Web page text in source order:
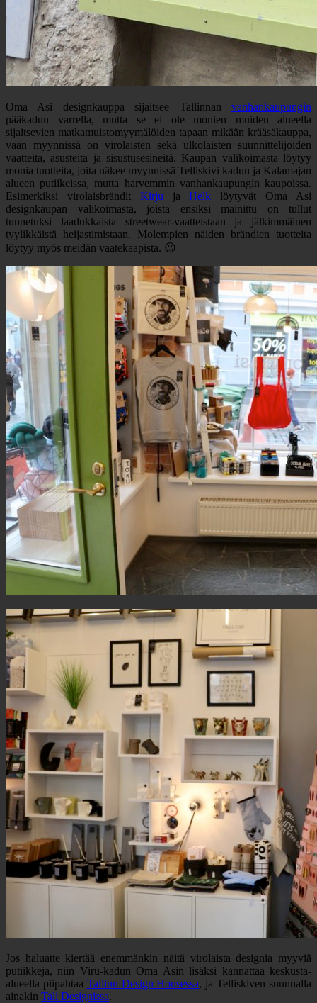
Oma Asi designkauppa sijaitsee Tallinnan vanhankaupungin
pääkadun varrella, mutta se ei ole monien muiden alueella
sijaitsevien matkamuistomyymälöiden tapaan mikään krääsäkauppa,
vaan myynnissä on virolaisten sekä ulkolaisten suunnittelijoiden
vaatteita, asusteita ja sisustusesineitä. Kaupan valikoimasta löytyy
monia tuotteita, joita näkee myynnissä Telliskivi kadun ja Kalamajan
alueen putiikeissa, mutta harvemmin vanhankaupungin kaupoissa.
Esimerkiksi virolaisbrändit Kirju jaHelk löytyvät Oma Asi
designkaupan valikoimasta, joista ensiksi mainittu on tullut
tunnetuksi laadukkaista streetwear-vaatteistaan ja jälkimmäinen
tyylikkäistä heijastimistaan. Molempien näiden brändien tuotteita
löytyy myös meidän vaatekaapista. 😉
Jos haluatte kiertää enemmänkin näitä virolaista designia myyviä
putiikkeja, niin Viru-kadun Oma Asin lisäksi kannattaa keskusta-
alueella piipahtaa Tallinn Design Housessa, ja Telliskiven suunnalla
ainakin Tali Designissa.